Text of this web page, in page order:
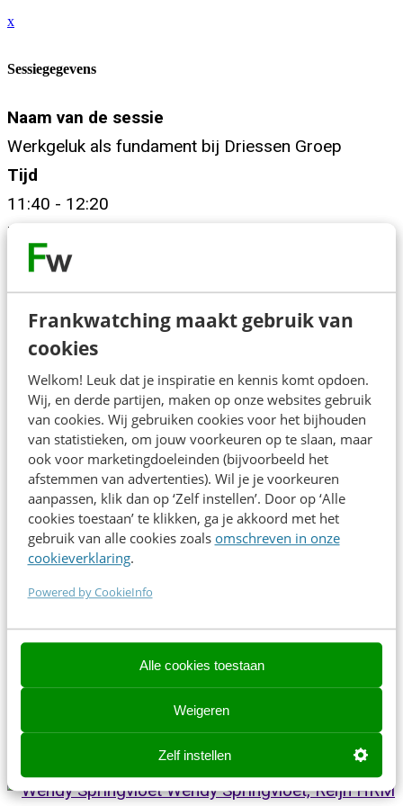
Frankwatching maakt gebruik van
cookies
Welkom! Leuk dat je inspiratie en kennis komt opdoen.
Wij, en derde partijen, maken op onze websites gebruik
van cookies. Wij gebruiken cookies voor het bijhouden
van statistieken, om jouw voorkeuren op te slaan, maar
ook voor marketingdoeleinden (bijvoorbeeld het
afstemmen van advertenties). Wil je je voorkeuren
aanpassen, klik dan op ‘Zelf instellen’. Door op ‘Alle
cookies toestaan’ te klikken, ga je akkoord met het
gebruik van alle cookies zoals omschreven in onze
cookieverklaring.
Powered by CookieInfo
Alle cookies toestaan
Weigeren
Zelf instellen
x
Sessiegegevens
Naam van de sessie
Werkgeluk als fundament bij Driessen Groep
Tijd
11:40 - 12:20
Beschrijving
Werkgeluk is geen modewoord maar van
theoretisch verhaal, maar een inkijk in hoe
de Driessen Groep. Door middel van concrete
modellen, praktische voorbeelden en eigen
ervaringen geven we inzicht in:
De mate waarin omgeving gedrag beïnvloedt
Hoe cultuur, structuur, processen en
beloningen bijdragen aan werkgeluk
Praktische voorbeelden in hoe werkgeluk
Hoe belangrijk nieuw leiderschap is in het
creëren van een werkgelukkige organisatie.
#werkgeluk #HRM #leiderschap
Wendy Springvloet, Reijn HRM